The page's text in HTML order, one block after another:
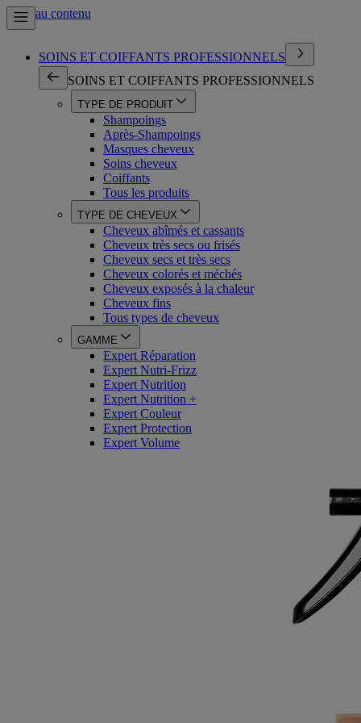
Aller au contenu
SOINS ET COIFFANTS PROFESSIONNELS
SOINS ET COIFFANTS PROFESSIONNELS
TYPE DE PRODUIT
Shampoings
Après-Shampoings
Masques cheveux
Soins cheveux
Coiffants
Tous les produits
TYPE DE CHEVEUX
Cheveux abîmés et cassants
Cheveux très secs ou frisés
Cheveux secs et très secs
Cheveux colorés et méchés
Cheveux exposés à la chaleur
Cheveux fins
Tous types de cheveux
GAMME
Expert Réparation
Expert Nutri-Frizz
Expert Nutrition
Expert Nutrition +
Expert Couleur
Expert Protection
Expert Volume